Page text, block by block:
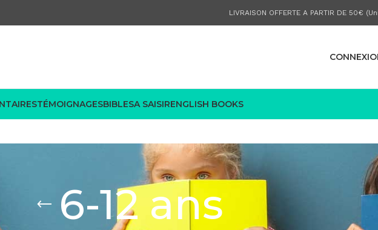
LIVRAISON OFFERTE A PARTIR DE
TÉMOIGNAGESBIBLESA SAISIRENGLISH BOOKS
6-12 ans